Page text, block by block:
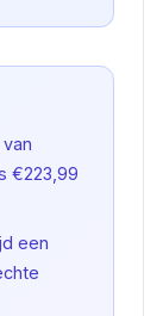
€223,99
een